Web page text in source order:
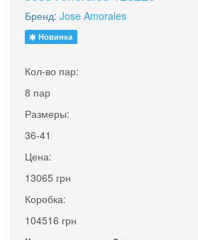
Бренд: Jose Amorales
Новинка
Кол-во пар:
8 пар
Размеры:
36-41
Цена:
13065 грн
Коробка:
104516 грн